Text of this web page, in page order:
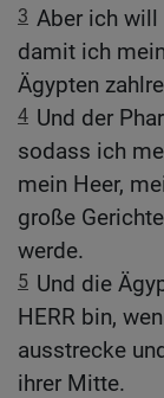
3 Aber ich will
damit ich
Ägypten
4 Und der
sodass ich
mein Heer,
große
werde.
5 Und die
HERR bin,
ausstrecke
ihrer Mitte.